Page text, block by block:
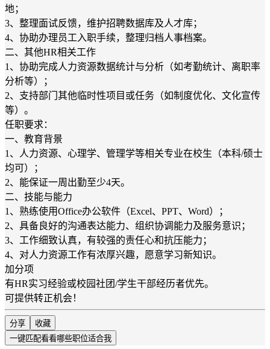
地；
3、整理面试反馈，维护招聘数据库及人才库；
4、协助办理员工入职手续，整理归档人事档案。
二、其他HR相关工作
1、协助完成人力资源数据统计与分析（如考勤统计、离职率
分析等）；
2、支持部门其他临时性项目或任务（如制度优化、文化宣传
等）。
任职要求：
一、教育背景
1、人力资源、心理学、管理学等相关专业在校生（本科/硕士
均可）；
2、能保证一周出勤至少4天。
二、技能与能力
1、熟练使用Office办公软件（Excel、PPT、Word）；
2、具备良好的沟通表达能力、组织协调能力及服务意识；
3、工作细致认真，有较强的责任心和抗压能力；
4、对人力资源工作有浓厚兴趣，愿意学习新知识。
加分项
有HR实习经验或校园社团/学生干部经历者优先。
可提供转正机会！
分享
收藏
一键匹配看看哪些职位适合我